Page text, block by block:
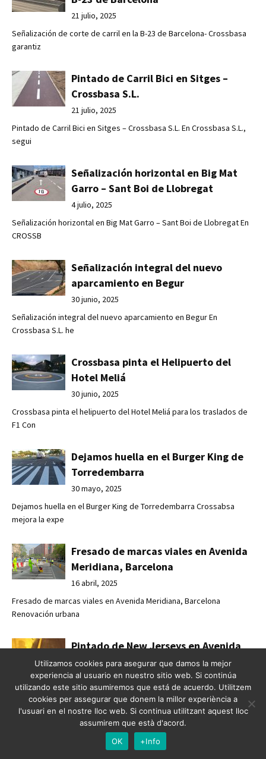
21 julio, 2025
Señalización de corte de carril en la B-23 de Barcelona- Crossbasa
garantiz
Pintado de Carril Bici en Sitges –
Crossbasa S.L.
21 julio, 2025
Pintado de Carril Bici en Sitges – Crossbasa S.L. En Crossbasa S.L.,
segui
Señalización horizontal en Big Mat
Garro – Sant Boi de Llobregat
4 julio, 2025
Señalización horizontal en Big Mat Garro – Sant Boi de Llobregat En
CROSSB
Señalización integral del nuevo
aparcamiento en Begur
30 junio, 2025
Señalización integral del nuevo aparcamiento en Begur En
Crossbasa S.L. he
Crossbasa pinta el Helipuerto del
Hotel Meliá
30 junio, 2025
Crossbasa pinta el helipuerto del Hotel Meliá para los traslados de
F1 Con
Dejamos huella en el Burger King de
Torredembarra
30 mayo, 2025
Dejamos huella en el Burger King de Torredembarra Crossabsa
mejora la expe
Fresado de marcas viales en Avenida
Meridiana, Barcelona
16 abril, 2025
Fresado de marcas viales en Avenida Meridiana, Barcelona
Renovación urbana
Pintado de New Jerseys en Avenida
Meridiana - Barcelona
16 abril, 2025
Pintado de New Jerseys en Avenida Meridiana - Barcelona
Seguridad vial y o
Nuevo carril bici en Barcelona
Utilizamos cookies para asegurar que damos la mejor
experiencia al usuario en nuestro sitio web. Si continúa
utilizando este sitio asumiremos que está de acuerdo. Utilitzem
cookies per assegurar que donem la millor experiència a
l'usuari en el nostre lloc web. Si continua utilitzant aquest lloc
assumirem que està d'acord.
OK
+Info